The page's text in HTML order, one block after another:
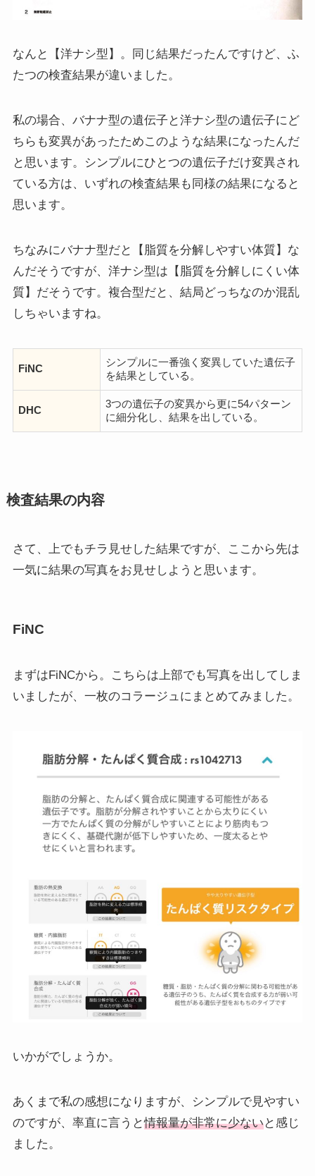
なんと【洋ナシ型】。同じ結果だったんですけど、ふ
たつの検査結果が違いました。
私の場合、バナナ型の遺伝子と洋ナシ型の遺伝子にど
ちらも変異があったためこのような結果になったんだ
と思います。シンプルにひとつの遺伝子だけ変異され
ている方は、いずれの検査結果も同様の結果になると
思います。
ちなみにバナナ型だと【脂質を分解しやすい体質】な
んだそうですが、洋ナシ型は【脂質を分解しにくい体
質】だそうです。複合型だと、結局どっちなのか混乱
しちゃいますね。
FiNC
シンプルに一番強く変異していた遺伝子
を結果としている。
DHC
3つの遺伝子の変異から更に54パターン
に細分化し、結果を出している。
検査結果の内容
さて、上でもチラ見せした結果ですが、ここから先は
一気に結果の写真をお見せしようと思います。
FiNC
まずはFiNCから。こちらは上部でも写真を出してしま
いましたが、一枚のコラージュにまとめてみました。
いかがでしょうか。
あくまで私の感想になりますが、シンプルで見やすい
のですが、率直に言うと情報量が非常に少ないと感じ
ました。